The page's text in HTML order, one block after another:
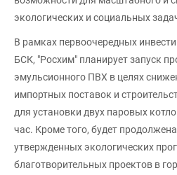
экологических и социальных
В рамках первоочередных
БСК, "Росхим" планирует запуск
эмульсионного ПВХ в целях
импортных поставок и
для установки двух паровых
час. Кроме того, будет
утвержденных экологических
благотворительных проектов в